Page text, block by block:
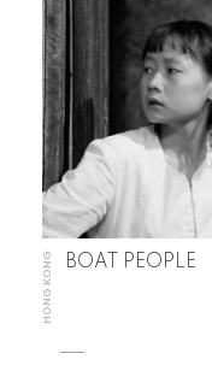
HONG KONG BOAT PEOPLE